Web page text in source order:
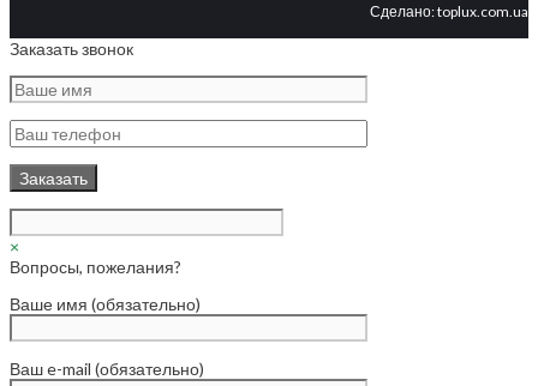
Сделано:toplux.com.ua
Заказать звонок
×
Вопросы, пожелания?
Ваше имя (обязательно)
Ваш e-mail (обязательно)